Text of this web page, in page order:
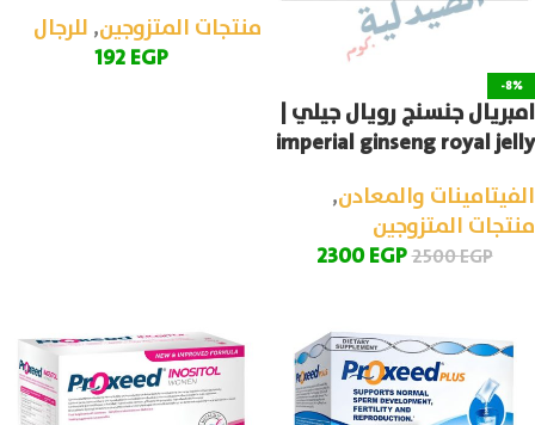
-8%
امبريال جنسنج رويال جيلي |
imperial ginseng royal jelly
الفيتامينات والمعادن,
منتجات المتزوجين
2500EGP
2300EGP
منتجات المتزوجين, للرجال
192EGP